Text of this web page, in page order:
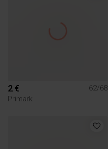
2 €
62/68
Primark